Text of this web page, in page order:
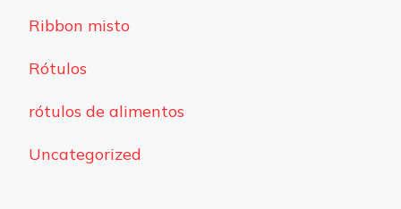
Ribbon misto
Rótulos
rótulos de alimentos
Uncategorized